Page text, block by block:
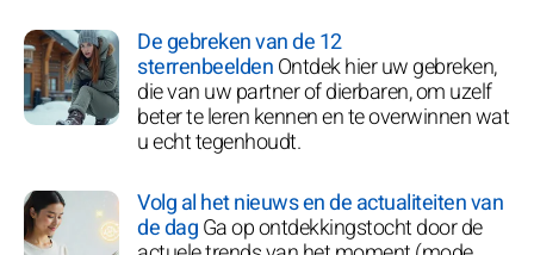
De gebreken van de 12
sterrenbeeldenOntdek hier uw gebreken,
die van uw partner of dierbaren, om uzelf
beter te leren kennen en te overwinnen wat
u echt tegenhoudt.
Volg al het nieuws en de actualiteiten van
de dagGa op ontdekkingstocht door de